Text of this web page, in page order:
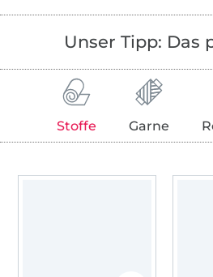
Unser Tipp: Das
Stoffe Garne